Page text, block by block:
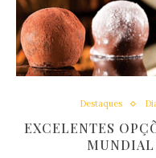
Destaques
EXCELENTES